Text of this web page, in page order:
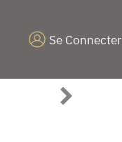
Se Connecter